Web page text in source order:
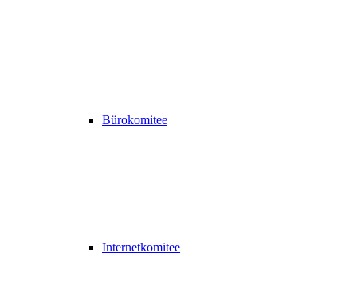
Bürokomitee
Internetkomitee